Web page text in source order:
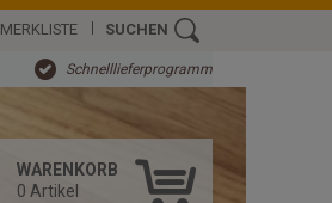
MERKLISTE SUCHEN
Schnelllieferprogramm
WARENKORB
0 Artikel